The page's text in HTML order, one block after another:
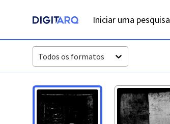
Iniciar uma pesquisa
Todos os formatos